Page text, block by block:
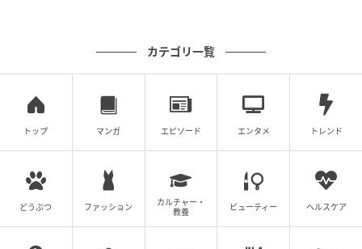
カテゴリ一覧
トップ マンガ エピソード エンタメ トレンド
どうぶつ ファッション
カルチャー・
教養
ビューティー ヘルスケア